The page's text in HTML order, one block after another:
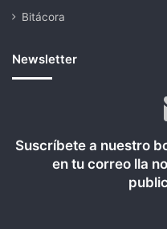
Bitácora
Newsletter
Suscríbete a nuestro
en tu correo lla